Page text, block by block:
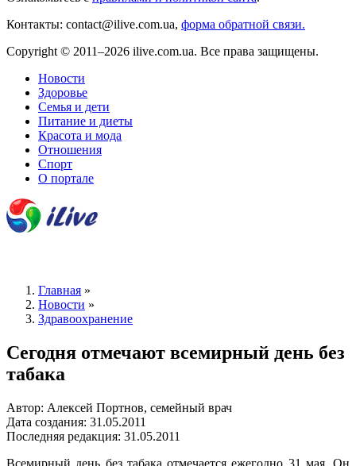
Контакты: contact@ilive.com.ua, форма обратной связи.
Copyright © 2011–2026 ilive.com.ua. Все права защищены.
Новости
Здоровье
Семья и дети
Питание и диеты
Красота и мода
Отношения
Спорт
О портале
Главная »
Новости »
Здравоохранение
Сегодня отмечают всемирный день без
табака
Автор: Алексей Портнов, семейный врач
Дата создания: 31.05.2011
Последняя редакция: 31.05.2011